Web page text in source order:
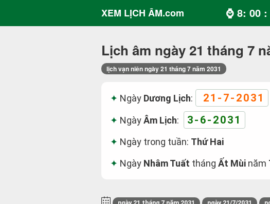
XEM LỊCH ÂM.com ⌚ 8: 00
Lịch âm ngày 21 tháng 7
lịch vạn niên ngày 21 tháng 7 năm 2031
Ngày Dương Lịch: 21-7-2031
NgàyÂm Lịch: 3-6-2031
Ngày trong tuần: Thứ Hai
Ngày Nhâm Tuất tháng Ất Mùi năm